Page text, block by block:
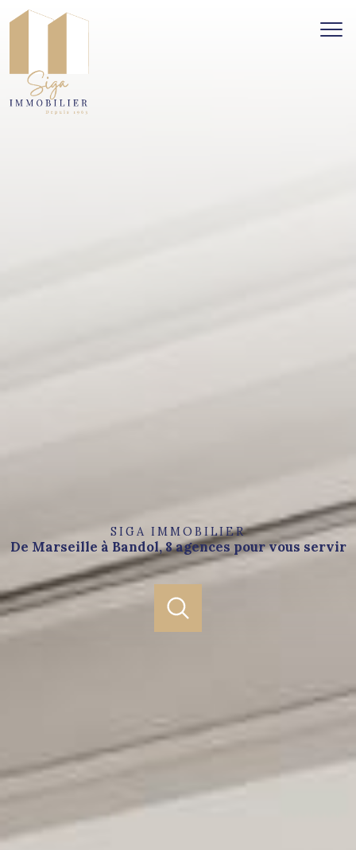
SIGA IMMOBILIER
De Marseille à Bandol, 8 agences pour vous servir